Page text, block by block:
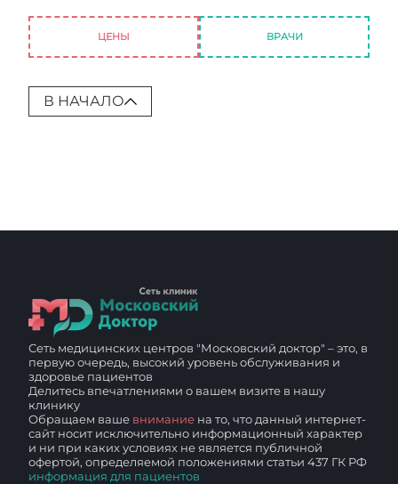
ЦЕНЫ ВРАЧИ
В НАЧАЛО
Сеть медицинских центров "Московский доктор" – это, в
первую очередь, высокий уровень обслуживания и
здоровье пациентов
Делитесь впечатлениями о вашем визите в нашу
клинику
Обращаем ваше внимание на то, что данный интернет-
сайт носит исключительно информационный характер
и ни при каких условиях не является публичной
офертой, определяемой положениями статьи 437 ГК РФ
информация для пациентов